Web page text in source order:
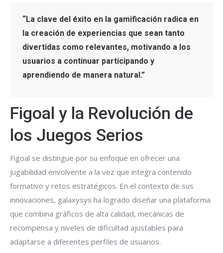
“La clave del éxito en la gamificación radica en
la creación de experiencias que sean tanto
divertidas como relevantes, motivando a los
usuarios a continuar participando y
aprendiendo de manera natural.”
Figoal y la Revolución de
los Juegos Serios
Figoal se distingue por su enfoque en ofrecer una
jugabilidad envolvente a la vez que integra contenido
formativo y retos estratégicos. En el contexto de sus
innovaciones, galaxysys ha logrado diseñar una plataforma
que combina gráficos de alta calidad, mecánicas de
recompensa y niveles de dificultad ajustables para
adaptarse a diferentes perfiles de usuarios.